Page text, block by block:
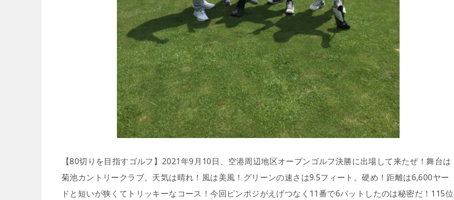
【80切りを目指すゴルフ】2021年9月10日、 空港周辺地区オープンゴルフ決勝に出場して来たぜ！舞台は
菊池カントリークラブ。天気は晴れ！風は美風！グリーンの速さは9.5フィート。硬め！距離は6,600ヤー
ドと短いが狭くてトリッキーなコース！今回ピンポジがえげつなく11番で6パットしたのは秘密だ！115位